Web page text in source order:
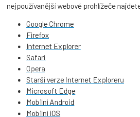
nejpoužívanější webové prohlížeče
Google Chrome
Firefox
Internet Explorer
Safari
Opera
Starší verze Internet Exploreru
Microsoft Edge
Mobilní Android
Mobilní iOS